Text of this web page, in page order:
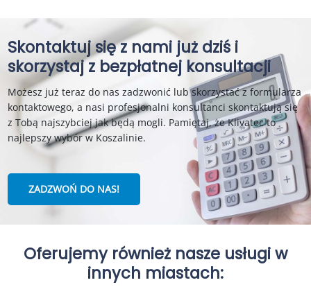
Skontaktuj się z nami już dziś i
skorzystaj z bezpłatnej konsultacji
Możesz już teraz do nas zadzwonić lub skorzystać z formularza
kontaktowego, a nasi profesjonalni konsultanci skontaktują się
z Tobą najszybciej jak będą mogli. Pamiętaj, że Klivatec to
najlepszy wybór w Koszalinie.
ZADZWOŃ DO NAS!
Oferujemy również nasze usługi w
innych miastach: